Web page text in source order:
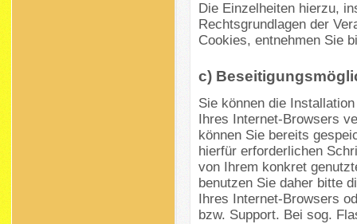
Die Einzelheiten hierzu,
Rechtsgrundlagen der
Cookies, entnehmen Sie
c)
Sie können die
Ihres Internet-Browsers
können Sie bereits
hierfür erforderlichen
von Ihrem konkret
benutzen Sie daher bitte
Ihres Internet-Browsers
bzw. Support. Bei sog.